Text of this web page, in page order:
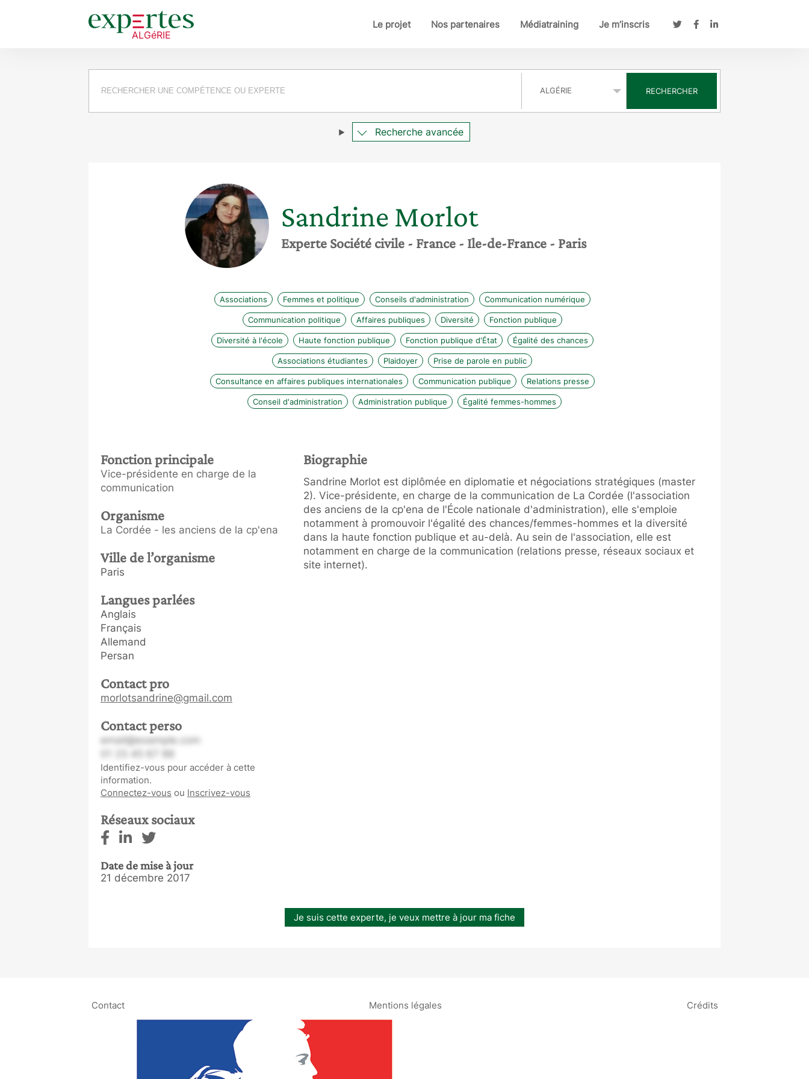
Le projet Nos partenaires Médiatraining Je m’inscris
Requête RECHERCHER
Recherche avancée
Sandrine Morlot
Experte Société civile - France - Ile-de-France - Paris
Associations Femmes et politique Conseils d'administration Communication numérique
Communication politique Affaires publiques Diversité Fonction publique
Diversité à l'école Haute fonction publique Fonction publique d'État Égalité des chances
Associations étudiantes Plaidoyer Prise de parole en public
Consultance en affaires publiques internationales Communication publique Relations presse
Conseil d'administration Administration publique Égalité femmes-hommes
Fonction principale
Vice-présidente en charge de la
communication
Organisme
La Cordée - les anciens de la cp'ena
Ville de l’organisme
Paris
Langues parlées
Anglais
Français
Allemand
Persan
Contact pro
morlotsandrine@gmail.com
Contact perso
email@example.com
Identifiez-vous pour accéder à cette
information.
Connectez-vous ou Inscrivez-vous
Réseaux sociaux
Date de mise à jour
21 décembre 2017
Biographie
Sandrine Morlot est diplômée en diplomatie et négociations stratégiques (master
2). Vice-présidente, en charge de la communication de La Cordée (l'association
des anciens de la cp'ena de l'École nationale d'administration), elle s'emploie
notamment à promouvoir l'égalité des chances/femmes-hommes et la diversité
dans la haute fonction publique et au-delà. Au sein de l'association, elle est
notamment en charge de la communication (relations presse, réseaux sociaux et
site internet).
Je suis cette experte, je veux mettre à jour ma fiche
Contact Mentions légales Crédits